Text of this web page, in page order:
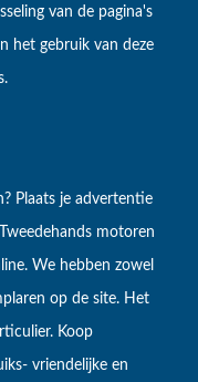
van de pagina's
het gebruik van deze
Plaats je advertentie
motoren
We hebben zowel
op de site. Het
Koop
vriendelijke en